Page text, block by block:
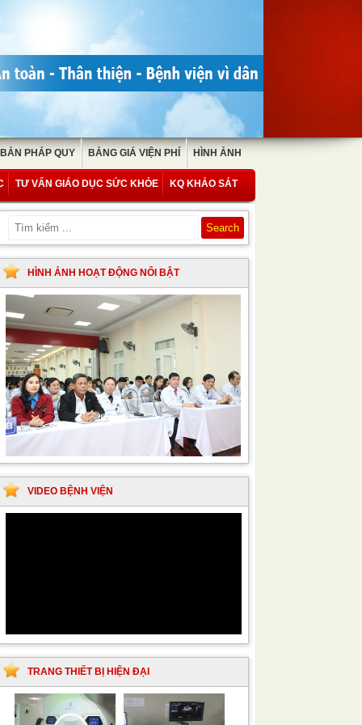
PHÁP QUY BẢNG GIÁ VIỆN PHÍ HÌNH ẢNH
TƯ VẤN GIÁO DỤC SỨC KHỎE KQ KHẢO SÁT
HÌNH ẢNH HOẠT ĐỘNG NỔI BẬT
VIDEO BỆNH VIỆN
TRANG THIẾT BỊ HIỆN ĐẠI